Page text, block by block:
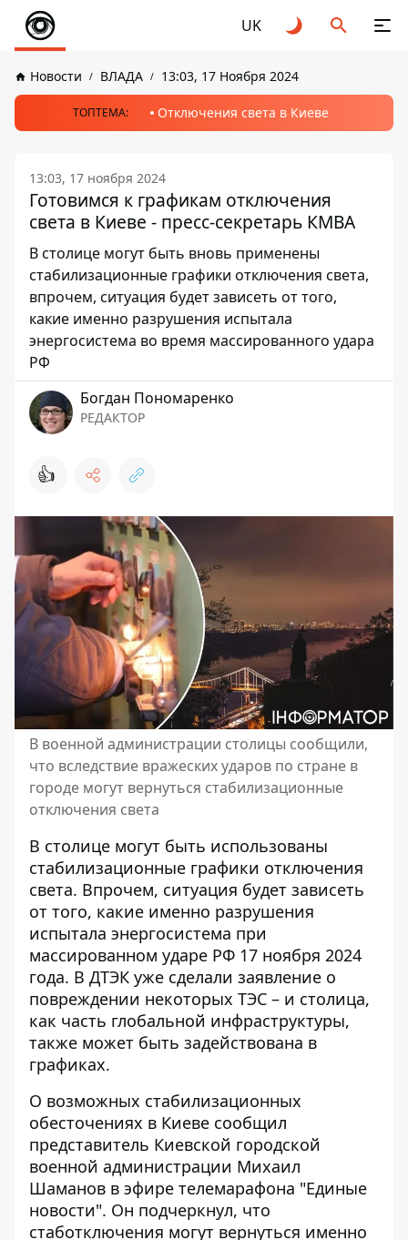
UK
Новости ВЛАДА 13:03, 17 Ноября 2024
ТОПТЕМА: Отключения света в Киеве
13:03, 17 ноября 2024
Готовимся к графикам отключения
света в Киеве - пресс-секретарь КМВА
В столице могут быть вновь применены
стабилизационные графики отключения света,
впрочем, ситуация будет зависеть от того,
какие именно разрушения испытала
энергосистема во время массированного удара
РФ
Богдан Пономаренко
РЕДАКТОР
👍
В военной администрации столицы сообщили,
что вследствие вражеских ударов по стране в
городе могут вернуться стабилизационные
отключения света
В столице могут быть использованы
стабилизационные графики отключения
света. Впрочем, ситуация будет зависеть
от того, какие именно разрушения
испытала энергосистема при
массированном ударе РФ 17 ноября 2024
года. В ДТЭК уже сделали заявление о
повреждении некоторых ТЭС – и столица,
как часть глобальной инфраструктуры,
также может быть задействована в
графиках.
О возможных стабилизационных
обесточениях в Киеве сообщил
представитель Киевской городской
военной администрации Михаил
Шаманов в эфире телемарафона "Единые
новости". Он подчеркнул, что
стаботключения могут вернуться именно